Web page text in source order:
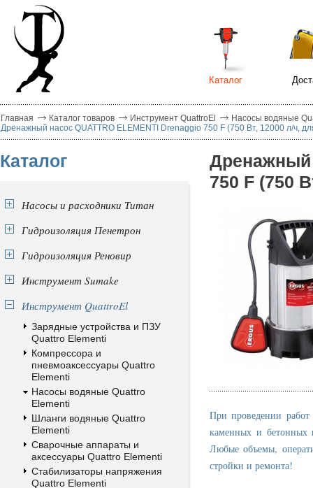
Каталог
Главная Каталог товаров Инструмент QuattroEl
Насосы водяные
Дренажный насос QUATTRO ELEMENTI Drenaggio 750 F (750 Вт, 12000 л/ч,
Каталог
Насосы и расходники Титан
Гидроизоляция Пенетрон
Гидроизоляция Реновир
Инструмент Sumake
Инструмент QuattroEl
Зарядные устройства и ПЗУ
Quattro Elementi
Компрессора и
пневмоаксессуары Quattro
Elementi
Насосы водяные Quattro
Elementi
Шланги водяные Quattro
Elementi
Сварочные аппараты и
аксессуары Quattro Elementi
Стабилизаторы напряжения
Quattro Elementi
Дренажный
750 F (750
При проведении
каменных и бетонных
Любые объемы,
стройки и ремонта!